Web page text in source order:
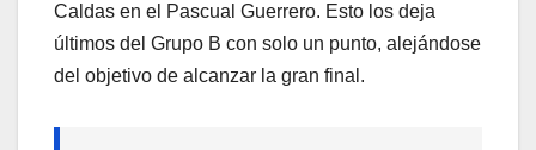
Caldas en el Pascual Guerrero. Esto los deja
últimos del Grupo B con solo un punto, alejándose
del objetivo de alcanzar la gran final.